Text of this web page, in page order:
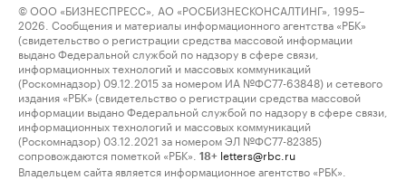
© ООО «БИЗНЕСПРЕСС», АО «РОСБИЗНЕСКОНСАЛТИНГ», 1995–
2026. Сообщения и материалы информационного агентства «РБК»
(свидетельство о регистрации средства массовой информации
выдано Федеральной службой по надзору в сфере связи,
информационных технологий и массовых коммуникаций
(Роскомнадзор) 09.12.2015 за номером ИА №ФС77-63848) и сетевого
издания «РБК» (свидетельство о регистрации средства массовой
информации выдано Федеральной службой по надзору в сфере связи,
информационных технологий и массовых коммуникаций
(Роскомнадзор) 03.12.2021 за номером ЭЛ №ФС77-82385)
сопровождаются пометкой «РБК».
18+ letters@rbc.ru
Владельцем сайта является информационное агентство «РБК».